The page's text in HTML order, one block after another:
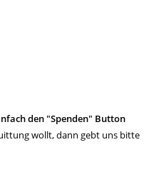
den "Spenden" Button
wollt, dann gebt uns bitte